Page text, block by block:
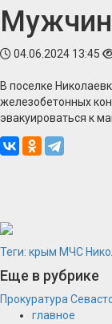
04.06.2024 13:45
В поселке
железобетонных
эвакуироваться к
Теги: крым МЧС
Еще в рубрике
Прокуратура
главное